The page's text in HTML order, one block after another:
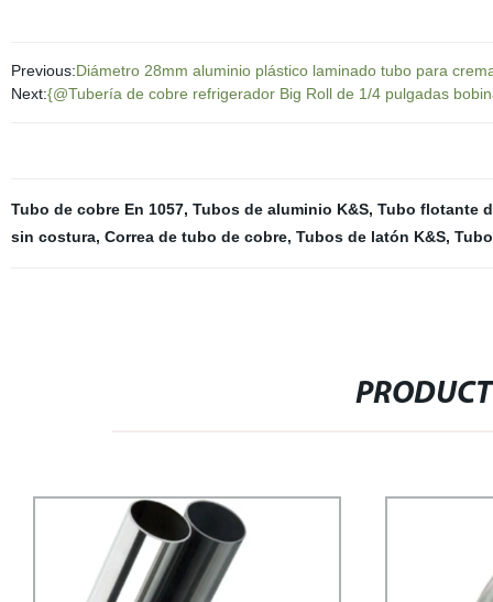
Previous:Diámetro 28mm aluminio plástico laminado tubo para
Next:{@Tubería de cobre refrigerador Big Roll de 1/4 pulgadas
Tubo de cobre En 1057, Tubos de aluminio K&S, Tubo flotante
sin costura, Correa de tubo de cobre, Tubos de latón K&S,